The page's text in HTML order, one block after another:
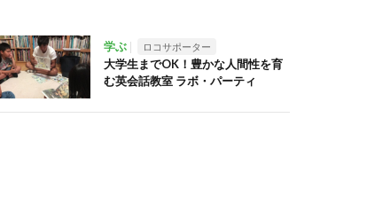
学ぶ ロコサポーター
大学生までOK！豊かな人間性を育
む英会話教室 ラボ・パーティ